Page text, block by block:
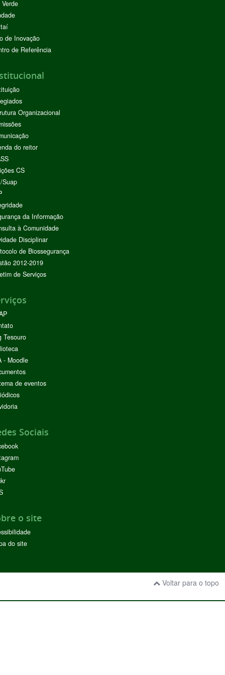
de Inovação
de Referência
Organizacional
do reitor
CS
Suap
da Informação
à Comunidade
Disciplinar
de Biossegurança
2012-2019
de Serviços
Tesouro
- Moodle
de eventos
Sociais
o site
do site
Voltar para o topo